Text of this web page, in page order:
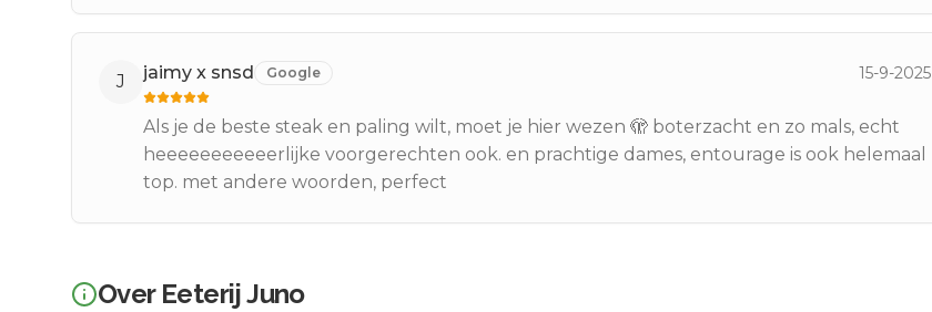
J jaimy x snsd Google 15-9-2025
Als je de beste steak en paling wilt, moet je hier wezen 🫣 boterzacht en zo mals, echt
heeeeeeeeeeerlijke voorgerechten ook. en prachtige dames, entourage is ook helemaal
top. met andere woorden, perfect
Over Eeterij Juno